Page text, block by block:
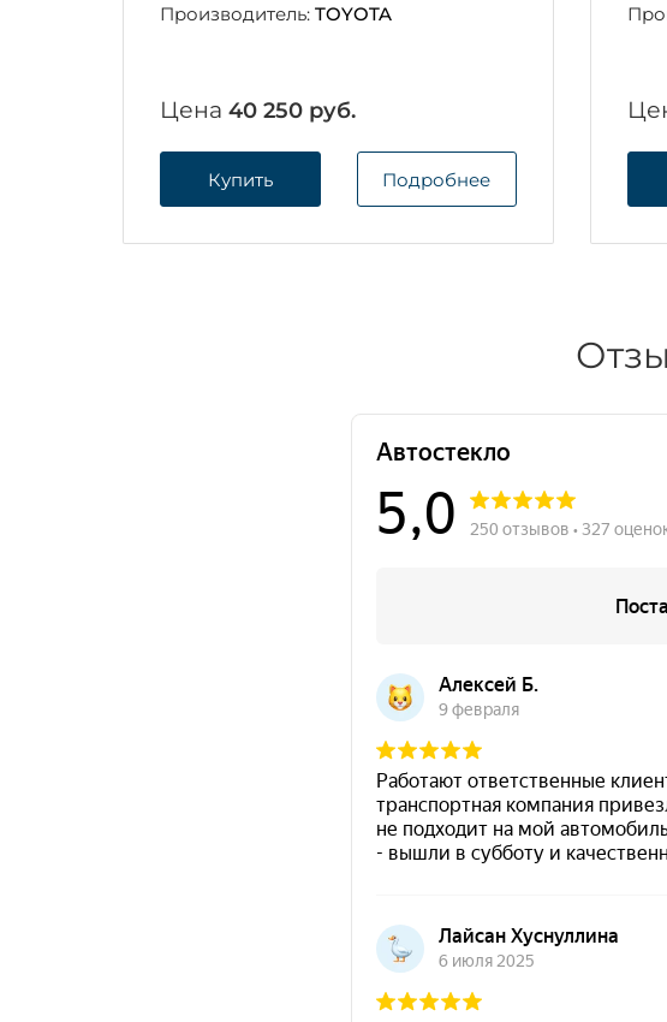
Производитель: TOYOTA
Цена 40 250 руб.
Купить Подробнее